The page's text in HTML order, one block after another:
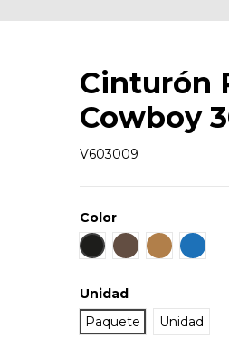
Cinturón
Cowboy
V603009
Color
Negro MarrónCuero Azul
Unidad
Paquete
Unidad